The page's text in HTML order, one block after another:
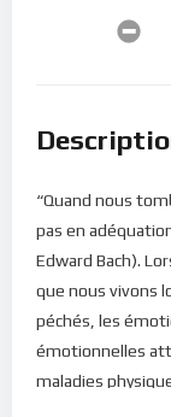
“Quand nous
pas en
Edward Bach).
que nous vivons
péchés, les
émotionnelles
maladies